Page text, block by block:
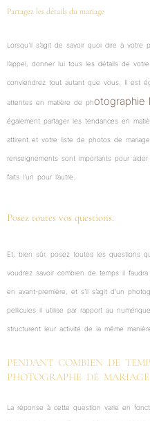
Partagez les détails du mariage
Lorsqu’il s’agit de savoir quoi dire à votre
l’appel, donner lui tous les détails de
conviendrez tout autant que vous. Il est
attentes en matière de photographie
également partager les tendances en
attirent et votre liste de photos de
renseignements sont importants pour
faits l’un pour l’autre.
Posez toutes vos questions.
Et, bien sûr, posez toutes les questions
voudrez savoir combien de temps il
en avant-première, et s’il s’agit d’un
pellicules il utilise par rapport au
structurent leur activité de la même
PENDANT COMBIEN DE
PHOTOGRAPHE DE
La réponse à cette question varie en